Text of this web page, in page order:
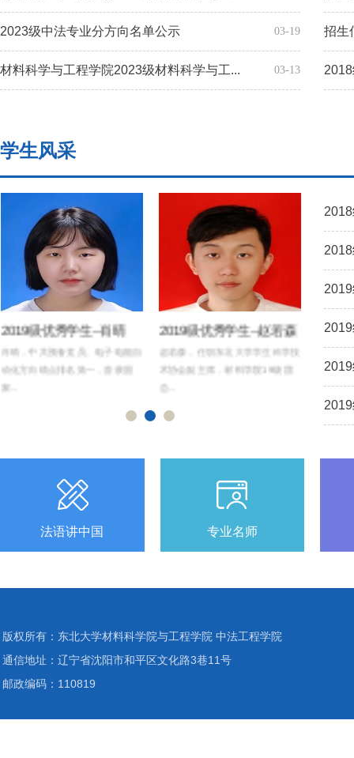
2023级中法专业分方向名单公示 03-19
材料科学与工程学院2023级材料科学与工... 03-13
招生
学生风采
2019级优秀学生--肖晴
肖晴，中共预备党员。电子电能自
动化方向绩点排名第一，曾获国
家...
2019级优秀学生--赵若森
赵若森，任职东北大学学生科学技
术协会副主席，材料学院19级团
总...
2019
长，东
门第一
法语讲中国 专业名师
版权所有：东北大学材料科学院与工程学院 中法工程学院
通信地址：辽宁省沈阳市和平区文化路3巷11号
邮政编码：110819